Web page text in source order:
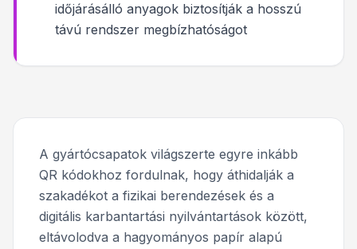
időjárásálló anyagok biztosítják a hosszú
távú rendszer megbízhatóságot
A gyártócsapatok világszerte egyre inkább
QR kódokhoz fordulnak, hogy áthidalják a
szakadékot a fizikai berendezések és a
digitális karbantartási nyilvántartások között,
eltávolodva a hagyományos papír alapú